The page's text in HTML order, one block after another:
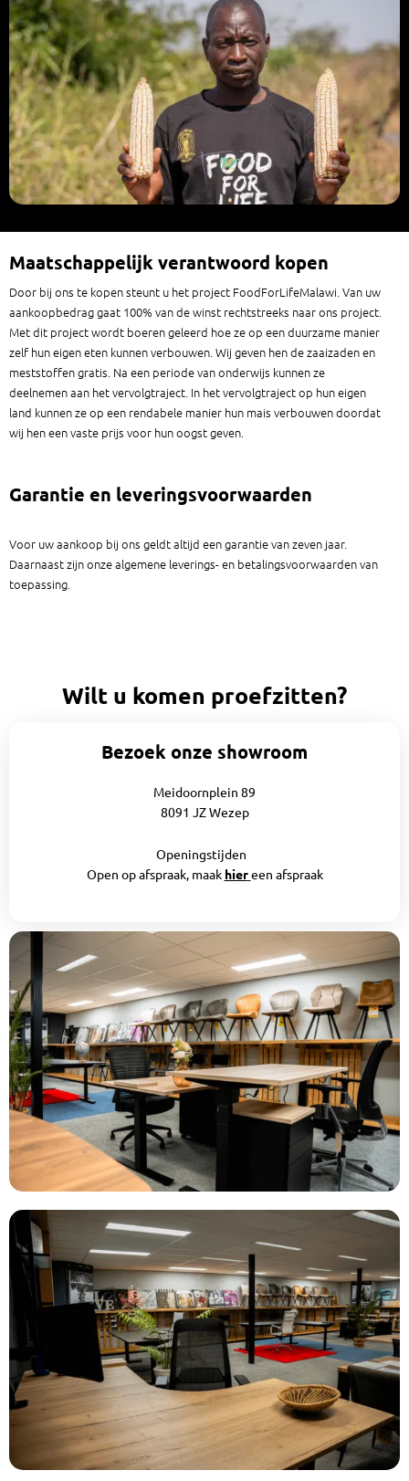
Maatschappelijk verantwoord kopen
Door bij ons te kopen steunt u het project FoodForLifeMalawi. Van uw
aankoopbedrag gaat 100% van de winst rechtstreeks naar ons project.
Met dit project wordt boeren geleerd hoe ze op een duurzame manier
zelf hun eigen eten kunnen verbouwen. Wij geven hen de zaaizaden en
meststoffen gratis. Na een periode van onderwijs kunnen ze
deelnemen aan het vervolgtraject. In het vervolgtraject op hun eigen
land kunnen ze op een rendabele manier hun mais verbouwen doordat
wij hen een vaste prijs voor hun oogst geven.
Garantie en leveringsvoorwaarden
Voor uw aankoop bij ons geldt altijd een garantie van zeven jaar.
Daarnaast zijn onze algemene leverings- en betalingsvoorwaarden van
toepassing.
Wilt u komen proefzitten?
Bezoek onze showroom
Meidoornplein 89
8091 JZ Wezep
Openingstijden
Open op afspraak, maak hiereen afspraak